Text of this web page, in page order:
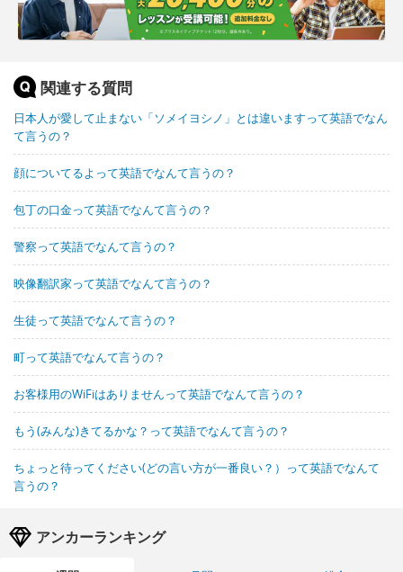
関連する質問
日本人が愛して止まない「ソメイヨシノ」とは違いますって英語でなん
て言うの？
顔についてるよって英語でなんて言うの？
包丁の口金って英語でなんて言うの？
警察って英語でなんて言うの？
映像翻訳家って英語でなんて言うの？
生徒って英語でなんて言うの？
町って英語でなんて言うの？
お客様用のWiFiはありませんって英語でなんて言うの？
もう(みんな)きてるかな？って英語でなんて言うの？
ちょっと待ってください(どの言い方が一番良い？）って英語でなんて
言うの？
アンカーランキング